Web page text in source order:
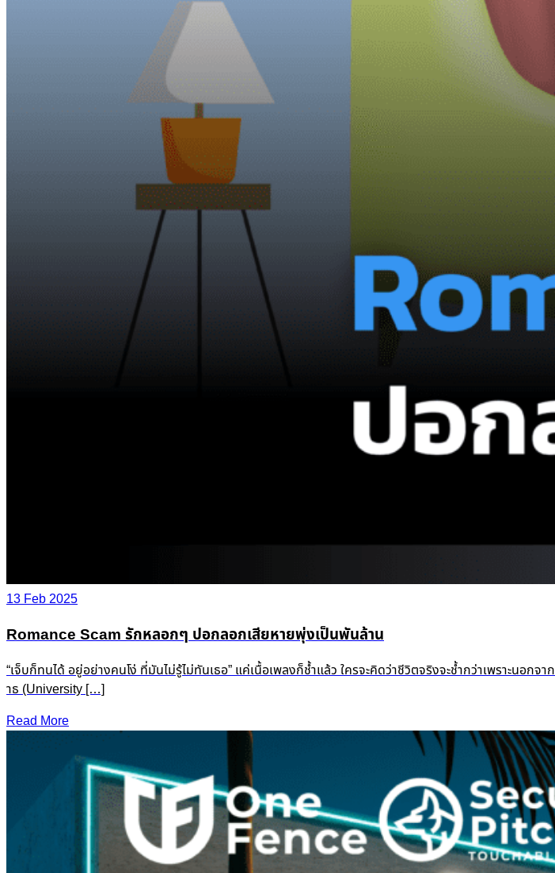
13 Feb 2025
Romance Scam รักหลอกๆ ปอกลอกเสียหายพุ่งเป็นพันล้าน
“เจ็บก็ทนได้ อยู่อย่างคนโง่ ที่มันไม่รู้ไม่ทันเธอ” แค่เนื้อเพลงก็ช้ำแล้ว ใครจะคิดว่าชีวิตจริงจะช้ำกว่าเพราะ
าธ (University […]
Read More